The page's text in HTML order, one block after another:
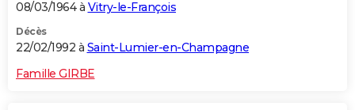
08/03/1964 à Vitry-le-François
Décès
22/02/1992 à Saint-Lumier-en-Champagne
Famille GIRBE